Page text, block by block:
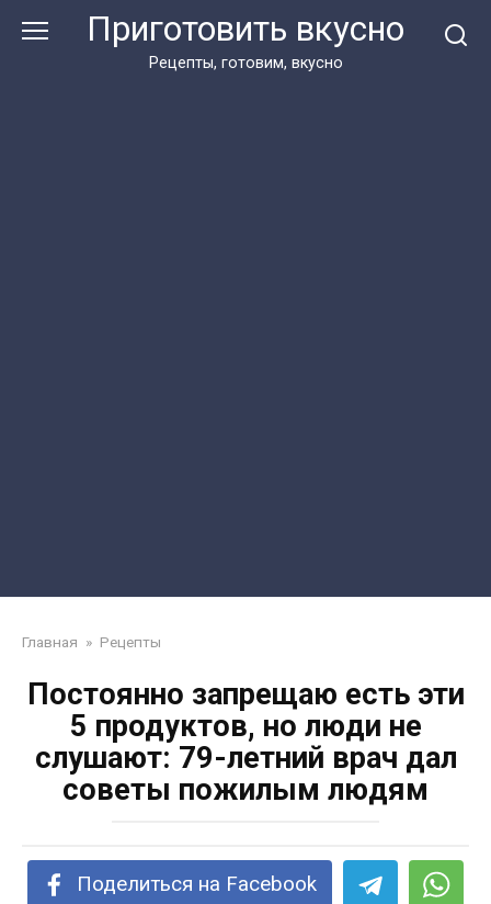
Приготовить вкусно
Рецепты, готовим, вкусно
Главная » Рецепты
Постоянно запрещаю есть эти
5 продуктов, но люди не
слушают: 79-летний врач дал
советы пожилым людям
Поделиться на Facebook